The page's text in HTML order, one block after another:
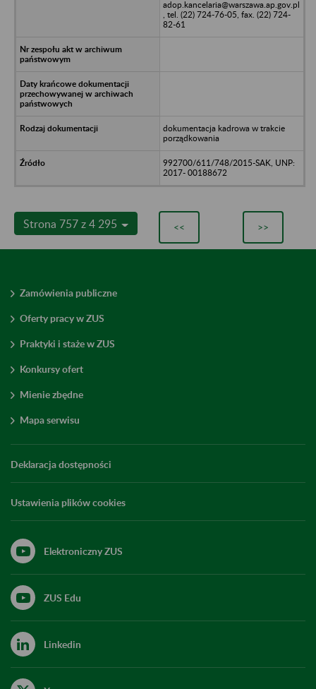
adop.kancelaria@warszawa.ap.gov.pl
, tel. (22) 724-76-05, fax. (22) 724-
82-61
dokumentacja kadrowa w trakcie
porządkowania
992700/611/748/2015-SAK, UNP:
2017- 00188672
Strona 757 z 4 295 << >>
Zamówienia publiczne
Oferty pracy w ZUS
Praktyki i staże w ZUS
Konkursy ofert
Mienie zbędne
Mapa serwisu
Deklaracja dostępności
Ustawienia plików cookies
Elektroniczny ZUS
ZUS Edu
Linkedin